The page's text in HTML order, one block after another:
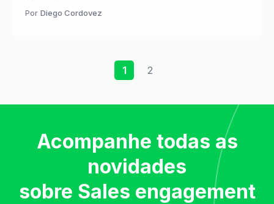
Por Diego Cordovez
1 2
Acompanhe todas as
novidades
sobre Sales engagement